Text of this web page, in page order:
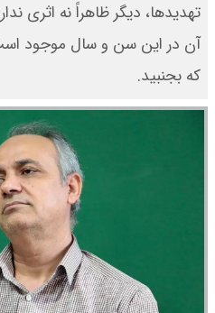
تهدیدها، دیگر ظاهراً نه اثری
آن در این سن و سال موجود
که بجنبید.